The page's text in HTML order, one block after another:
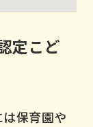
定こど
保育園や